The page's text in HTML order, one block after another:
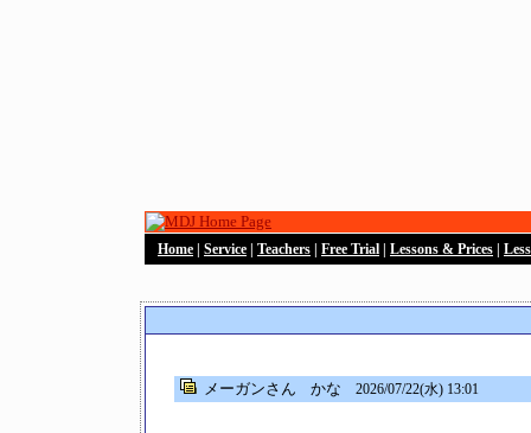
Home Service Teachers Free Trial Lessons & Prices
メーガンさん かな 2026/07/22(水) 13:01